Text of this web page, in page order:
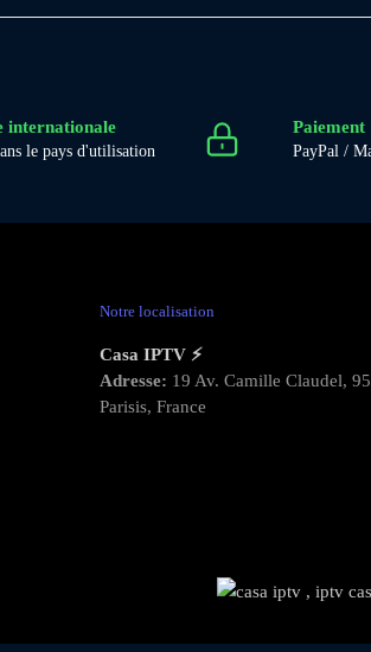
internationale
le pays d'utilisation
Paiement
PayPal /
Notre localisation
Casa IPTV ⚡
Adresse: 19 Av. Camille Claudel,
Parisis, France